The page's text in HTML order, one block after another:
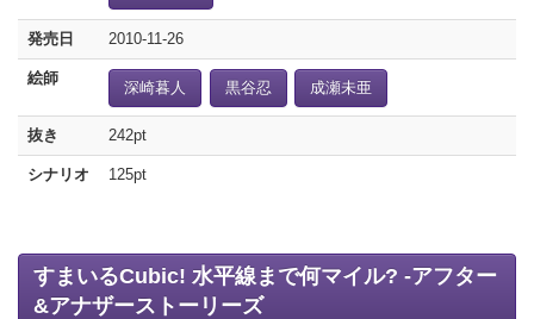
発売日 2010-11-26
絵師
深崎暮人 黒谷忍 成瀬未亜
抜き 242pt
シナリオ 125pt
すまいるCubic! 水平線まで何マイル? -アフター
&アナザーストーリーズ